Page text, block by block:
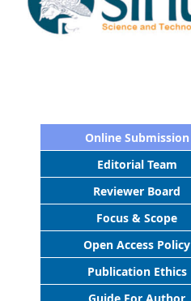
Online Submission
Editorial Team
Reviewer Board
Focus & Scope
Open Access Policy
Publication Ethics